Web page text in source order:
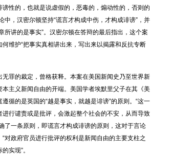
性的，也就是说虚假的，恶毒的，煽动性的，否则的
中，汉密尔顿坚持“谎言才构成中伤，才构成诽谤”，并
所讲的是事实”。汉密尔顿在答辩的最后指出，这个案
维护“把事实真相讲出来，写出来以揭露和反抗专断
罪的裁定，曾格获释。本案在美国新闻史乃至世界新
主义新闻自由的开端。美国学者埃默里父子在其《美
循的是英国的“越是事实，就越是诽谤”的原则。“这一
行谴责或是批评，会激起整个社会的不安，从而导致
了一条原则，即谎言才构成诽谤的原则，这对于言论
对政府官员进行批评的权利是新闻自由的主要支柱之
实现”。